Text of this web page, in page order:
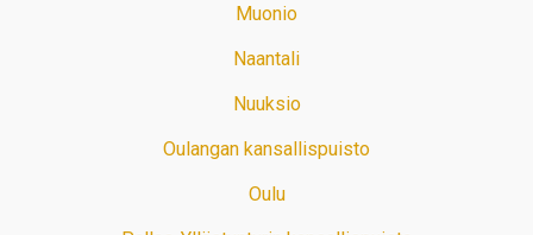
Muonio
Naantali
Nuuksio
Oulangan kansallispuisto
Oulu